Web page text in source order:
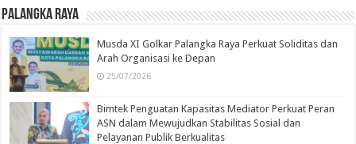
Palangka Raya
Musda XI Golkar Palangka Raya Perkuat Soliditas dan
Arah Organisasi ke Depan
25/07/2026
Bimtek Penguatan Kapasitas Mediator Perkuat Peran
ASN dalam Mewujudkan Stabilitas Sosial dan
Pelayanan Publik Berkualitas